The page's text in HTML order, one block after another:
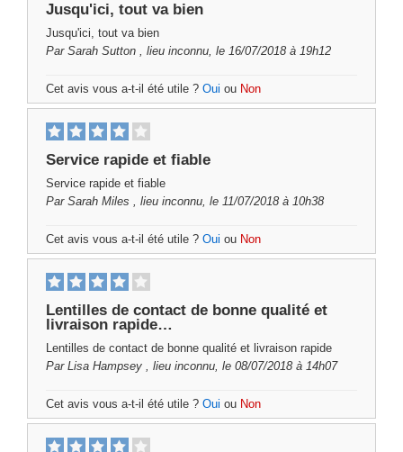
Jusqu'ici, tout va bien
Jusqu'ici, tout va bien
Par Sarah Sutton , lieu inconnu, le 16/07/2018 à 19h12
Cet avis vous a-t-il été utile ? Oui ou Non
Service rapide et fiable
Service rapide et fiable
Par Sarah Miles , lieu inconnu, le 11/07/2018 à 10h38
Cet avis vous a-t-il été utile ? Oui ou Non
Lentilles de contact de bonne qualité et
livraison rapide…
Lentilles de contact de bonne qualité et livraison rapide
Par Lisa Hampsey , lieu inconnu, le 08/07/2018 à 14h07
Cet avis vous a-t-il été utile ? Oui ou Non